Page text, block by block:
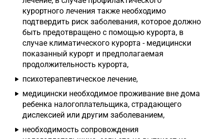
курортного лечения также необходимо
подтвердить риск заболевания, которое должно
быть предотвращено с помощью курорта, в
случае климатического курорта - медицински
показанный курорт и предполагаемая
продолжительность курорта,
психотерапевтическое лечение,
медицински необходимое проживание вне дома
ребенка налогоплательщика, страдающего
дислексией или другим заболеванием,
необходимость сопровождения